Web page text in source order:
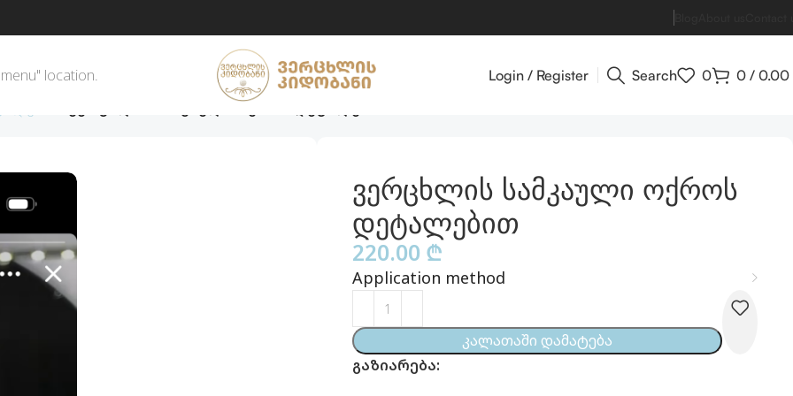
location. Login / Register Search 0 0 / 0.00
ვერცხლის სამკაული ოქროს დეტალებით
ვერცხლის სამკაული ოქროს
დეტალებით
220.00 ₾
Application method
Კალათაში Დამატება
გაზიარება: